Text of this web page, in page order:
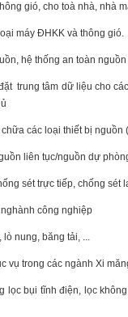
gió, cho toà nhà, nhà
máy ĐHKK và thông gió.
hệ thống an toàn
trung tâm dữ liệu cho
các loại thiết bị nguồn
liên tục/nguồn dự
sét trực tiếp, chống sét
công nghiệp
lò nung, băng tải, ...
vụ trong các ngành Xi
lọc bụi tĩnh điện, lọc